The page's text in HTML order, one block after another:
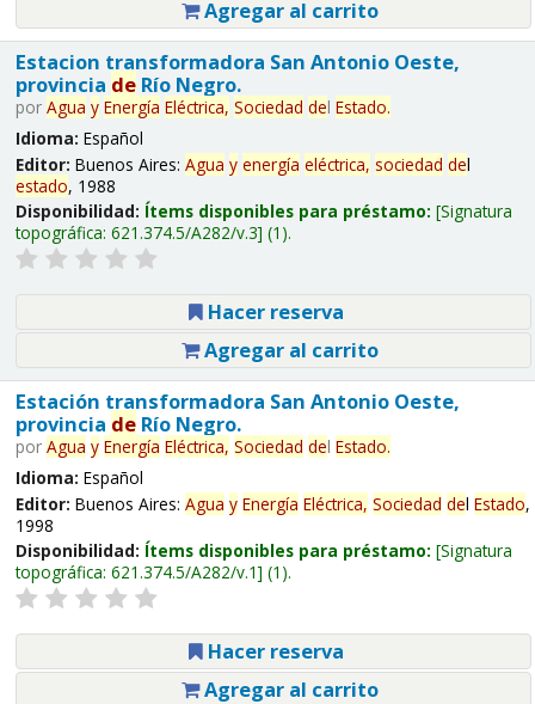
Agregar al carrito
Estacion transformadora San Antonio Oeste,
provincia deRío Negro.
por Agua y Energía Eléctrica, Sociedad del Estado.
Idioma: Español
Editor: Buenos Aires: Agua y energía eléctrica, sociedad del
estado, 1988
Disponibilidad: Ítems disponibles para préstamo: Signatura
topográfica: 621.374.5/A282/v.3 (1).
Hacer reserva
Agregar al carrito
Estación transformadora San Antonio Oeste,
provincia deRío Negro.
por Agua y Energía Eléctrica, Sociedad del Estado.
Idioma: Español
Editor: Buenos Aires: Agua y Energía Eléctrica, Sociedad del Estado,
1998
Disponibilidad: Ítems disponibles para préstamo: Signatura
topográfica: 621.374.5/A282/v.1 (1).
Hacer reserva
Agregar al carrito